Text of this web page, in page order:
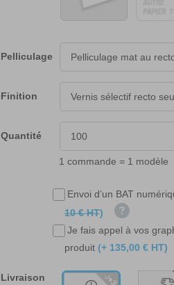
Pelliculage
Finition
Quantité
1 commande = 1 modèle
Envoi d’un BAT
10 € HT)
Je fais appel à vos
produit(+ 135,00 € HT)
Livraison